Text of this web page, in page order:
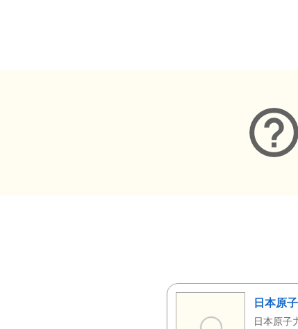
日本原
日本原子